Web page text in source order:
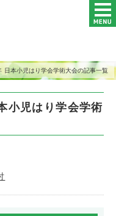
本小児はり学会学術大会の記事一覧
小児はり学会学術